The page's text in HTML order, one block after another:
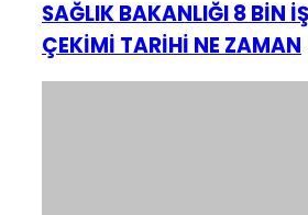
SAĞLIK BAKANLIĞI 8 BİN
ÇEKİMİ TARİHİ NE ZAMAN